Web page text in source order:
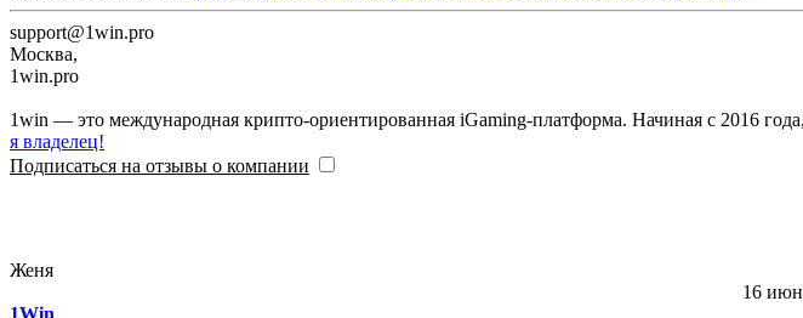
support@1win.pro
Москва,
1win.pro
1win — это международная крипто-ориентированная iGaming-платформа. Начиная с 2016
я владелец!
Подписаться на отзывы о компании
Женя
16
1Win